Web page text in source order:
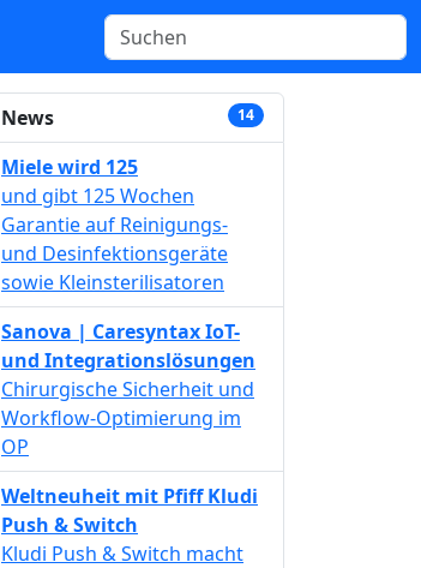
News 14
Miele wird 125
und gibt 125 Wochen
Garantie auf Reinigungs-
und Desinfektionsgeräte
sowie Kleinsterilisatoren
Sanova | Caresyntax IoT-
und Integrationslösungen
Chirurgische Sicherheit und
Workflow-Optimierung im
OP
Weltneuheit mit Pfiff Kludi
Push & Switch
Kludi Push & Switch macht